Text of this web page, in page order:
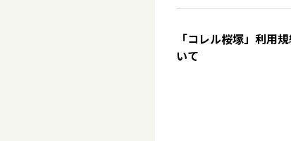
「コレル桜塚」利用
いて